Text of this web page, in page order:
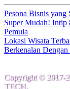
Pesona Bisnis yang
Super Mudah! Intip
Pemula
Lokasi Wisata
Berkenalan
Copyright © 2017-
TECH.